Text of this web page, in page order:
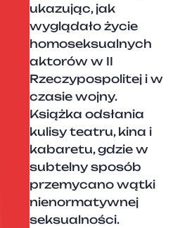
ukazując, jak
wyglądało życie
homoseksualnych
aktorów w II
Rzeczypospolitej i w
czasie wojny.
Książka odsłania
kulisy teatru, kina i
kabaretu, gdzie w
subtelny sposób
przemycano wątki
nienormatywnej
seksualności.